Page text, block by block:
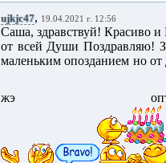
ujkjc47, 19.04.2021 г. 12:56
Саша, здравствуй! Красиво
от всей Души Поздравляю!
маленьким опозданием но
жэ